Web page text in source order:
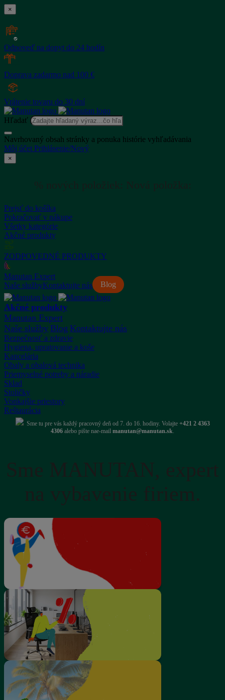
×
Odpoveď na dopyt do 24 hodín
Doprava zadarmo nad 100 €
Vrátenie tovaru do 30 dní
Hľadať
Navrhovaný obsah stránky a ponuka histórie vyhľadávania
Môj účet Prihlásenie/Nový
×
% nových položiek: Nová položka:
Prejsť do košíka
Pokračovať v nákupe
Všetky kategórie
Akčné produkty
ZODPOVEDNÉ PRODUKTY
Manutan Expert
Naše služby
Blog
Kontaktujte nás
Akčné produkty
Manutan Expert
Naše služby Blog Kontaktujte nás
Bezpečnosť a zdravie
Hygiena, upratovanie a koše
Kancelária
Obaly a obalová technika
Priemyselné potreby a náradie
Sklad
Stoličky
Vonkajšie priestory
Reštaurácia
Sme tu pre vás každý pracovný deň od 7. do 16. hodiny. Volajte +421 2 4363
4306 alebo pište nae-mail manutan@manutan.sk.
Sme MANUTAN, expert
na vybavenie firiem.